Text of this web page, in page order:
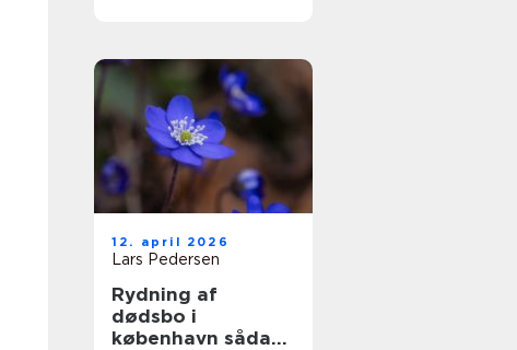
12. april 2026
Lars Pedersen
Rydning af
dødsbo i
københavn sådan